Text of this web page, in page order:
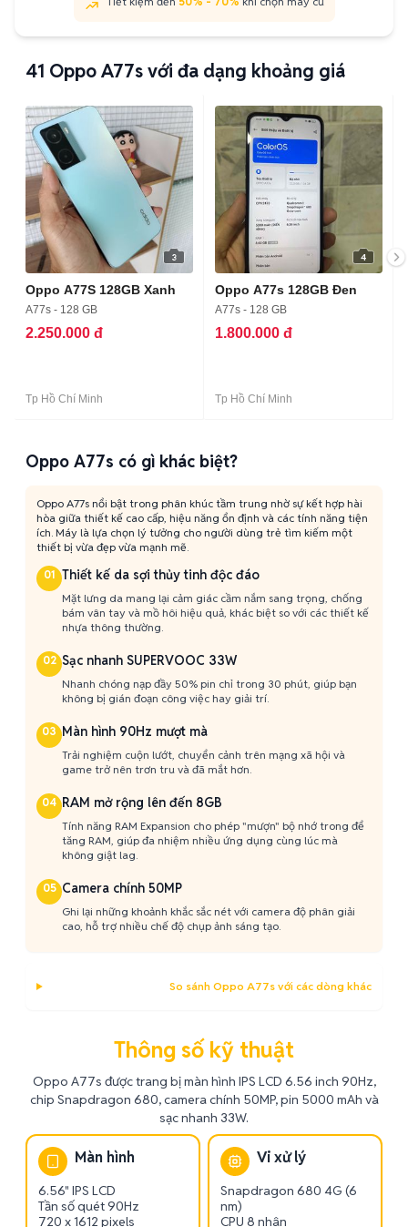
41 Oppo A77s với đa dạng khoảng giá
3
Oppo A77S 128GB Xanh
A77s - 128 GB
2.250.000 đ
Tp Hồ Chí Minh
4
Oppo A77s 128GB Đen
A77s - 128 GB
1.800.000 đ
Tp Hồ Chí Minh
Oppo A77s có gì khác biệt?
Oppo A77s nổi bật trong phân khúc tầm trung nhờ sự kết hợp hài
hòa giữa thiết kế cao cấp, hiệu năng ổn định và các tính năng tiện
ích. Máy là lựa chọn lý tưởng cho người dùng trẻ tìm kiếm một
thiết bị vừa đẹp vừa mạnh mẽ.
01 Thiết kế da sợi thủy tinh độc đáo
Mặt lưng da mang lại cảm giác cầm nắm sang trọng, chống
bám vân tay và mồ hôi hiệu quả, khác biệt so với các thiết kế
nhựa thông thường.
02 Sạc nhanh SUPERVOOC 33W
Nhanh chóng nạp đầy 50% pin chỉ trong 30 phút, giúp bạn
không bị gián đoạn công việc hay giải trí.
03 Màn hình 90Hz mượt mà
Trải nghiệm cuộn lướt, chuyển cảnh trên mạng xã hội và
game trở nên trơn tru và đã mắt hơn.
04 RAM mở rộng lên đến 8GB
Tính năng RAM Expansion cho phép "mượn" bộ nhớ trong để
tăng RAM, giúp đa nhiệm nhiều ứng dụng cùng lúc mà
không giật lag.
05 Camera chính 50MP
Ghi lại những khoảnh khắc sắc nét với camera độ phân giải
cao, hỗ trợ nhiều chế độ chụp ảnh sáng tạo.
So sánh Oppo A77s với các dòng khác
Thông số kỹ thuật
Oppo A77s được trang bị màn hình IPS LCD 6.56 inch 90Hz,
chip Snapdragon 680, camera chính 50MP, pin 5000 mAh và
sạc nhanh 33W.
Màn hình
6.56" IPS LCD
Tần số quét 90Hz
720 x 1612 pixels
Vi xử lý
Snapdragon 680 4G (6
nm)
CPU 8 nhân